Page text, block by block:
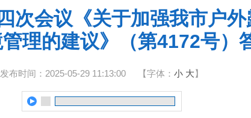
次会议《关于加强我市户
理的建议》（第4172号）
发布时间：2025-05-29 11:13:00 【字体： 小 大】